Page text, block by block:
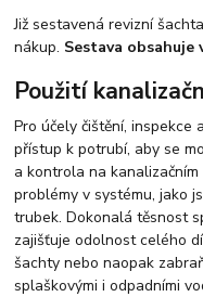
Již sestavená revizní
nákup. Sestava obsahuje
Použití
Pro účely čištění, inspekce
přístup k potrubí, aby se
a kontrola na
problémy v systému, jako
trubek. Dokonalá těsnost
zajišťuje odolnost celého
šachty nebo naopak
splaškovými i odpadními